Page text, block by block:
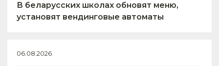
В беларусских школах обновят меню,
установят вендинговые автоматы
06.08.2026